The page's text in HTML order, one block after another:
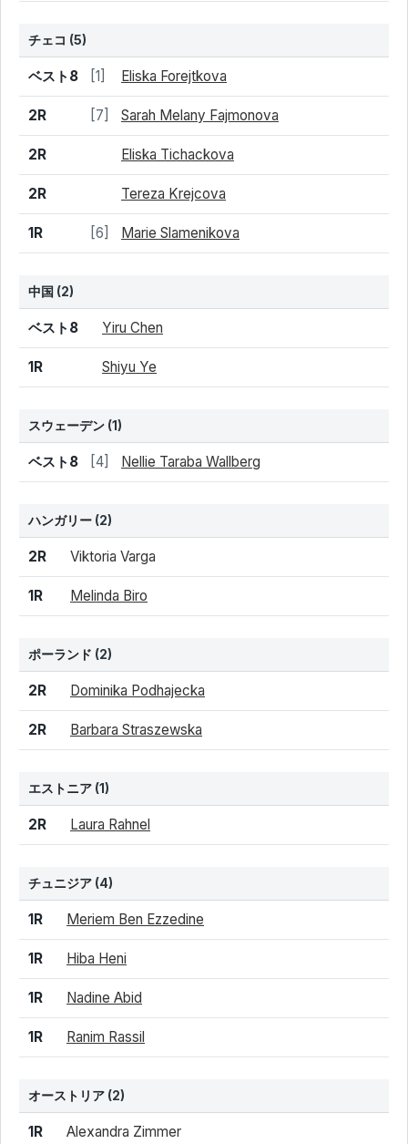
チェコ (5)
結果 シード 選手名
ベスト8 [1] Eliska Forejtkova
2R [7] Sarah Melany Fajmonova
2R Eliska Tichackova
2R Tereza Krejcova
1R [6] Marie Slamenikova
中国 (2)
結果 シード 選手名
ベスト8 Yiru Chen
1R Shiyu Ye
スウェーデン (1)
結果 シード 選手名
ベスト8 [4] Nellie Taraba Wallberg
ハンガリー (2)
結果 シード 選手名
2R Viktoria Varga
1R Melinda Biro
ポーランド (2)
結果 シード 選手名
2R Dominika Podhajecka
2R Barbara Straszewska
エストニア (1)
結果 シード 選手名
2R Laura Rahnel
チュニジア (4)
結果 シード 選手名
1R Meriem Ben Ezzedine
1R Hiba Heni
1R Nadine Abid
1R Ranim Rassil
オーストリア (2)
結果 シード 選手名
1R Alexandra Zimmer